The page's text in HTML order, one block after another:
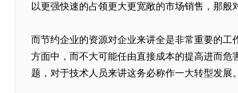
以更强快速的占领更大更宽敞的市场销售，那
而节约企业的资源对企业来讲全是非常重要的
方面中，而不大可能任由直接成本的提高进而
题，对于技术人员来讲这务必称作一大转型发展。